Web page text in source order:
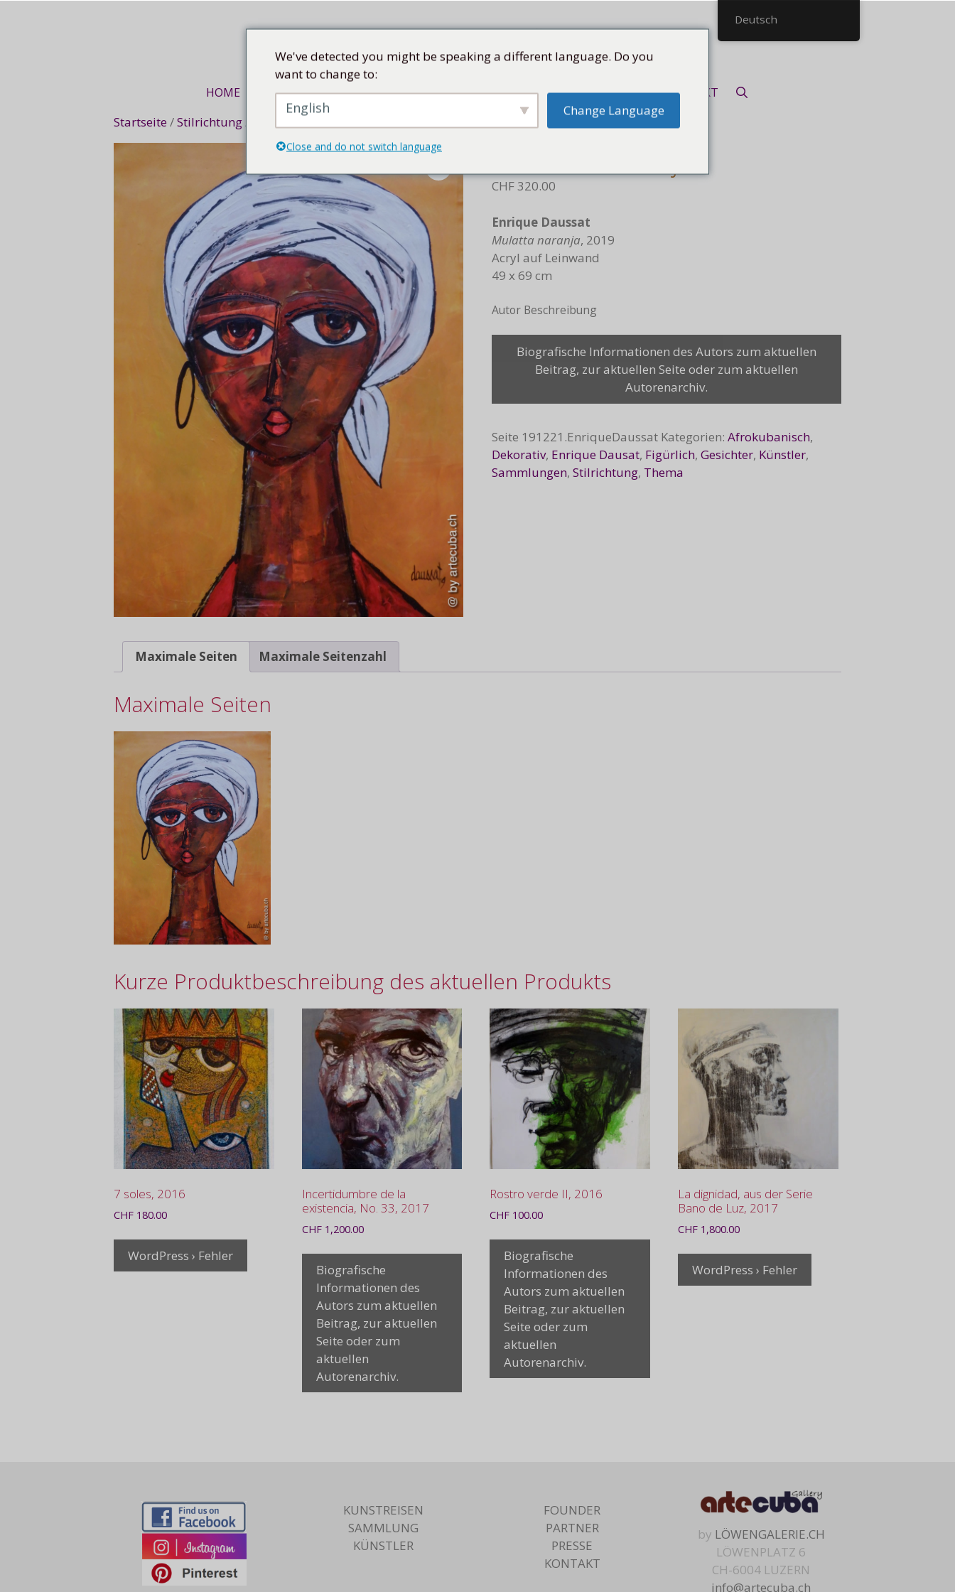
HOME KUNSTREISEN SAMMLUNG KÜNSTLER KUBA SHOP KONTAKT
Startseite /Stilrichtung/
CHF320.00
Enrique Daussat
Mulatta naranja, 2019
Acryl auf Leinwand
49 x 69 cm
Autor Beschreibung
naranja
Biografische Informationen des Autors zum aktuellen
Beitrag, zur aktuellen Seite oder zum aktuellen
Autorenarchiv.
Seite 191221.EnriqueDaussat Kategorien:Afrokubanisch,
Dekorativ, Enrique Dausat, Figürlich,Gesichter, Künstler,
Sammlungen,Stilrichtung, Thema
Maximale Seiten Maximale Seitenzahl
Maximale Seiten
Kurze Produktbeschreibung des aktuellen Produkts
7 soles, 2016
CHF 180.00
WordPress › Fehler
Incertidumbre de la
existencia, No. 33, 2017
CHF1,200.00
Biografische
Informationen des
Autors zum aktuellen
Beitrag, zur aktuellen
Seite oder zum
aktuellen
Autorenarchiv.
Rostro verde II, 2016
CHF 100.00
Biografische
Informationen des
Autors zum aktuellen
Beitrag, zur aktuellen
Seite oder zum
aktuellen
Autorenarchiv.
La dignidad, aus der Serie
Bano de Luz, 2017
CHF 1,800.00
WordPress › Fehler
KUNSTREISEN
SAMMLUNG
KÜNSTLER
FOUNDER
PARTNER
PRESSE
KONTAKT
by LÖWENGALERIE.CH
LÖWENPLATZ 6
CH-6004 LUZERN
info@artecuba.ch
Deutsch
We've detected you might be speaking a different language. Do you
want to change to:
English Change Language
Close and do not switch language